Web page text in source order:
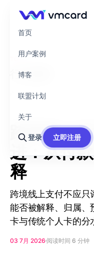
首页
用户案例
博客
联盟计划
关于
登录 立即注册
TOPIC
行业观察
A collection of 4 issues
跨境线上
进：从付
释
跨境线上支付不应只
能否被解释、归属、
卡与传统个人卡的分
03 7月 2026 阅读时间 6 分钟